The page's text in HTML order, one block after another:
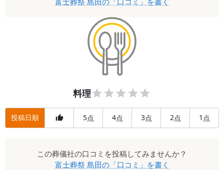
料理
投稿日順 5点 4点 3点 2点 1 点
この葬儀社の口コミを投稿してみませんか？
富士葬祭 島田の「口コミ」を書く